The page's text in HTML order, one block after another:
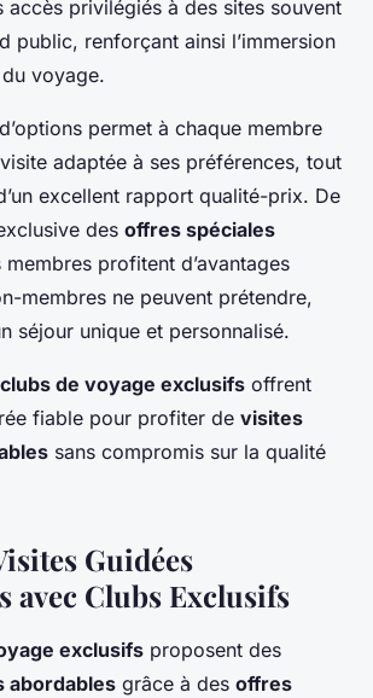
accès privilégiés à des sites souvent
public, renforçant ainsi l’immersion
du voyage.
permet à chaque membre
adaptée à ses préférences, tout
excellent rapport qualité-prix. De
des offres spéciales
profitent d’avantages
membres ne peuvent prétendre,
séjour unique et personnalisé.
clubs de voyage exclusifs offrent
fiable pour profiter de visites
sans compromis sur la qualité
Guidées
avec Clubs Exclusifs
exclusifs proposent des
abordables grâce à des offres